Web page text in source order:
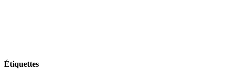
Étiquettes